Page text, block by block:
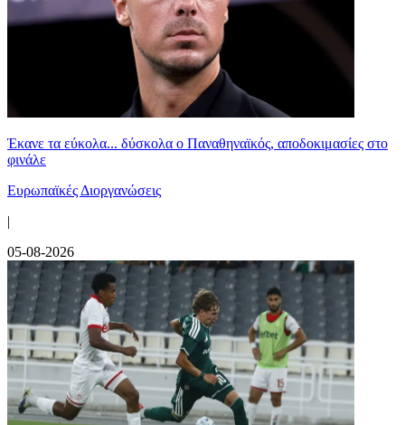
Έκανε τα εύκολα... δύσκολα ο Παναθηναϊκός, αποδοκιμασίες στο
φινάλε
Ευρωπαϊκές Διοργανώσεις
|
05-08-2026